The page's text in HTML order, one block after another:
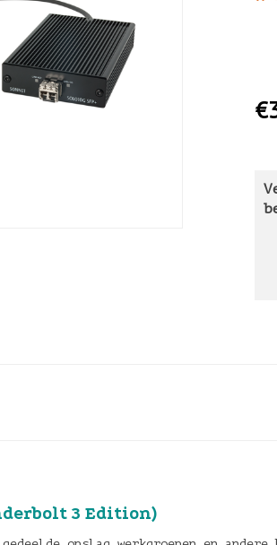
3 Edition)